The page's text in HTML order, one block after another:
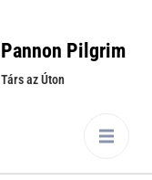
Pannon Pilgrim
Társ az Úton